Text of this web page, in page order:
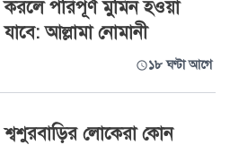
করলে পরিপূর্ণ মুমিন হওয়া
যাবে: আল্লামা নোমানী
১৮ ঘণ্টা আগে
শ্বশুরবাড়ির লোকেরা কোন